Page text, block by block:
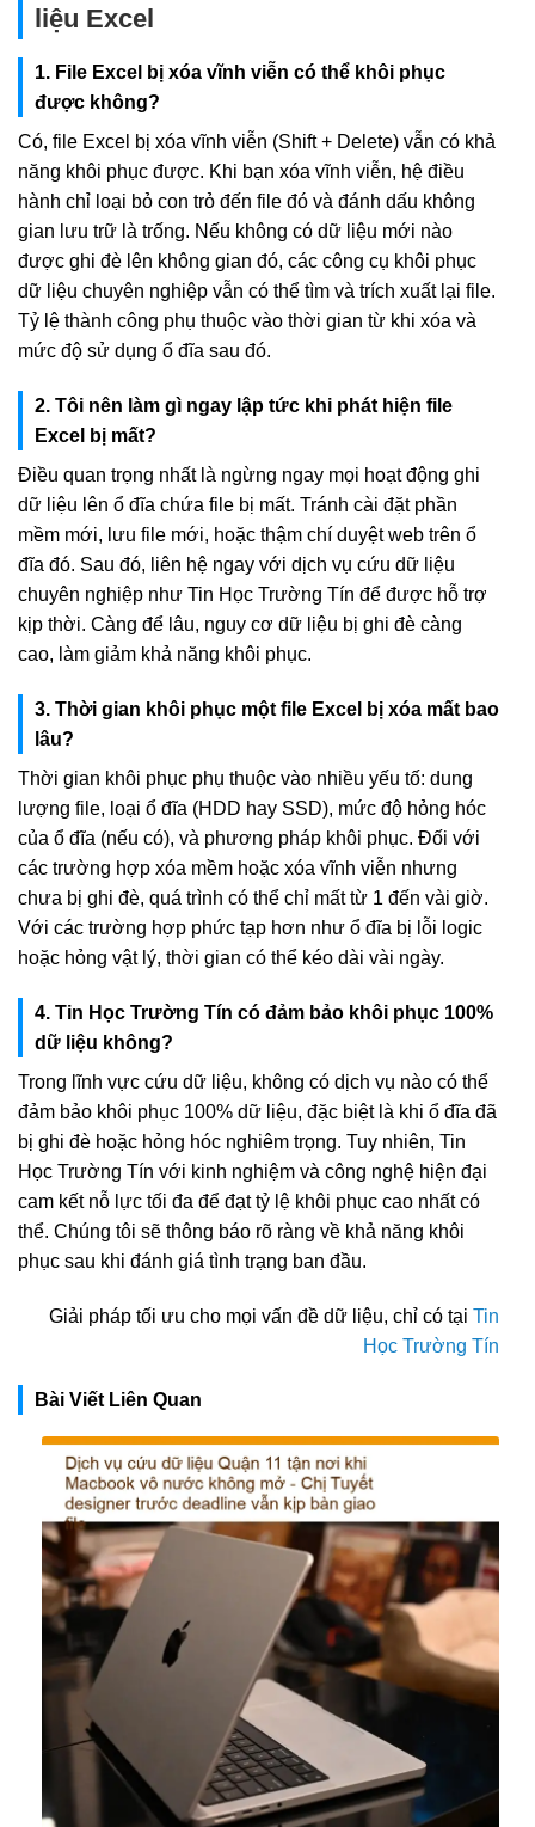
liệu Excel
1. File Excel bị xóa vĩnh viễn có thể khôi phục
được không?
Có, file Excel bị xóa vĩnh viễn (Shift + Delete) vẫn có khả
năng khôi phục được. Khi bạn xóa vĩnh viễn, hệ điều
hành chỉ loại bỏ con trỏ đến file đó và đánh dấu không
gian lưu trữ là trống. Nếu không có dữ liệu mới nào
được ghi đè lên không gian đó, các công cụ khôi phục
dữ liệu chuyên nghiệp vẫn có thể tìm và trích xuất lại file.
Tỷ lệ thành công phụ thuộc vào thời gian từ khi xóa và
mức độ sử dụng ổ đĩa sau đó.
2. Tôi nên làm gì ngay lập tức khi phát hiện file
Excel bị mất?
Điều quan trọng nhất là ngừng ngay mọi hoạt động ghi
dữ liệu lên ổ đĩa chứa file bị mất. Tránh cài đặt phần
mềm mới, lưu file mới, hoặc thậm chí duyệt web trên ổ
đĩa đó. Sau đó, liên hệ ngay với dịch vụ cứu dữ liệu
chuyên nghiệp như Tin Học Trường Tín để được hỗ trợ
kịp thời. Càng để lâu, nguy cơ dữ liệu bị ghi đè càng
cao, làm giảm khả năng khôi phục.
3. Thời gian khôi phục một file Excel bị xóa mất bao
lâu?
Thời gian khôi phục phụ thuộc vào nhiều yếu tố: dung
lượng file, loại ổ đĩa (HDD hay SSD), mức độ hỏng hóc
của ổ đĩa (nếu có), và phương pháp khôi phục. Đối với
các trường hợp xóa mềm hoặc xóa vĩnh viễn nhưng
chưa bị ghi đè, quá trình có thể chỉ mất từ 1 đến vài giờ.
Với các trường hợp phức tạp hơn như ổ đĩa bị lỗi logic
hoặc hỏng vật lý, thời gian có thể kéo dài vài ngày.
4. Tin Học Trường Tín có đảm bảo khôi phục 100%
dữ liệu không?
Trong lĩnh vực cứu dữ liệu, không có dịch vụ nào có thể
đảm bảo khôi phục 100% dữ liệu, đặc biệt là khi ổ đĩa đã
bị ghi đè hoặc hỏng hóc nghiêm trọng. Tuy nhiên, Tin
Học Trường Tín với kinh nghiệm và công nghệ hiện đại
cam kết nỗ lực tối đa để đạt tỷ lệ khôi phục cao nhất có
thể. Chúng tôi sẽ thông báo rõ ràng về khả năng khôi
phục sau khi đánh giá tình trạng ban đầu.
Giải pháp tối ưu cho mọi vấn đề dữ liệu, chỉ có tại Tin
Học Trường Tín
Bài Viết Liên Quan